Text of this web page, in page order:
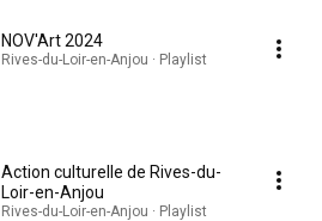
NOV'Art 2024
Rives-du-Loir-en-Anjou · Playlist
Action culturelle de Rives-du-
Loir-en-Anjou
Rives-du-Loir-en-Anjou · Playlist